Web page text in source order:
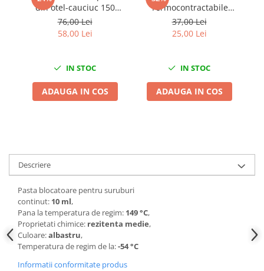
Chei de Forta
Chei Dinamometrice
Scule Electrice
Lampi si Lanterne
Masini de insurubat si gaurit
Masini de polishat
Pistoale aer cald
Pistoale de lipit
Pistoale electrice de impact
Polizoare unghiulare
Rindele
din otel-cauciuc 150
piese
76,00 Lei
58,00 Lei
IN STOC
ADAUGA IN COS
Termocontractabile
staniu 0.5-1.5mm 30buc
105°C
37,00 Lei
25,00 Lei
IN STOC
ADAUGA IN COS
Descriere
Pasta blocatoare pentru suruburi
continut: 10 ml,
Pana la temperatura de regim: 149°C,
Proprietati chimice: rezitenta medie,
Culoare:albastru,
Temperatura de regim de la:-54°C
Informatii conformitate produs